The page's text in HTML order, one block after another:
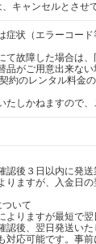
キャンセルとさせ
症状（エラーコー
て故障した場合は、
がご用意出来な
約のレンタル料金
たしかねますので
認後３日以内に発送
りますが、入金日の
いて
りますが最短で翌
認後、翌日発送いた
対応可能です。事前